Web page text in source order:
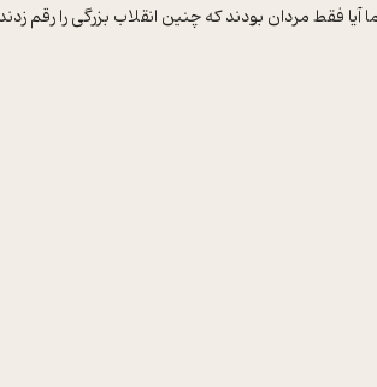
آیا فقط مردان بودند که چنین انقلاب بزرگی را رقم